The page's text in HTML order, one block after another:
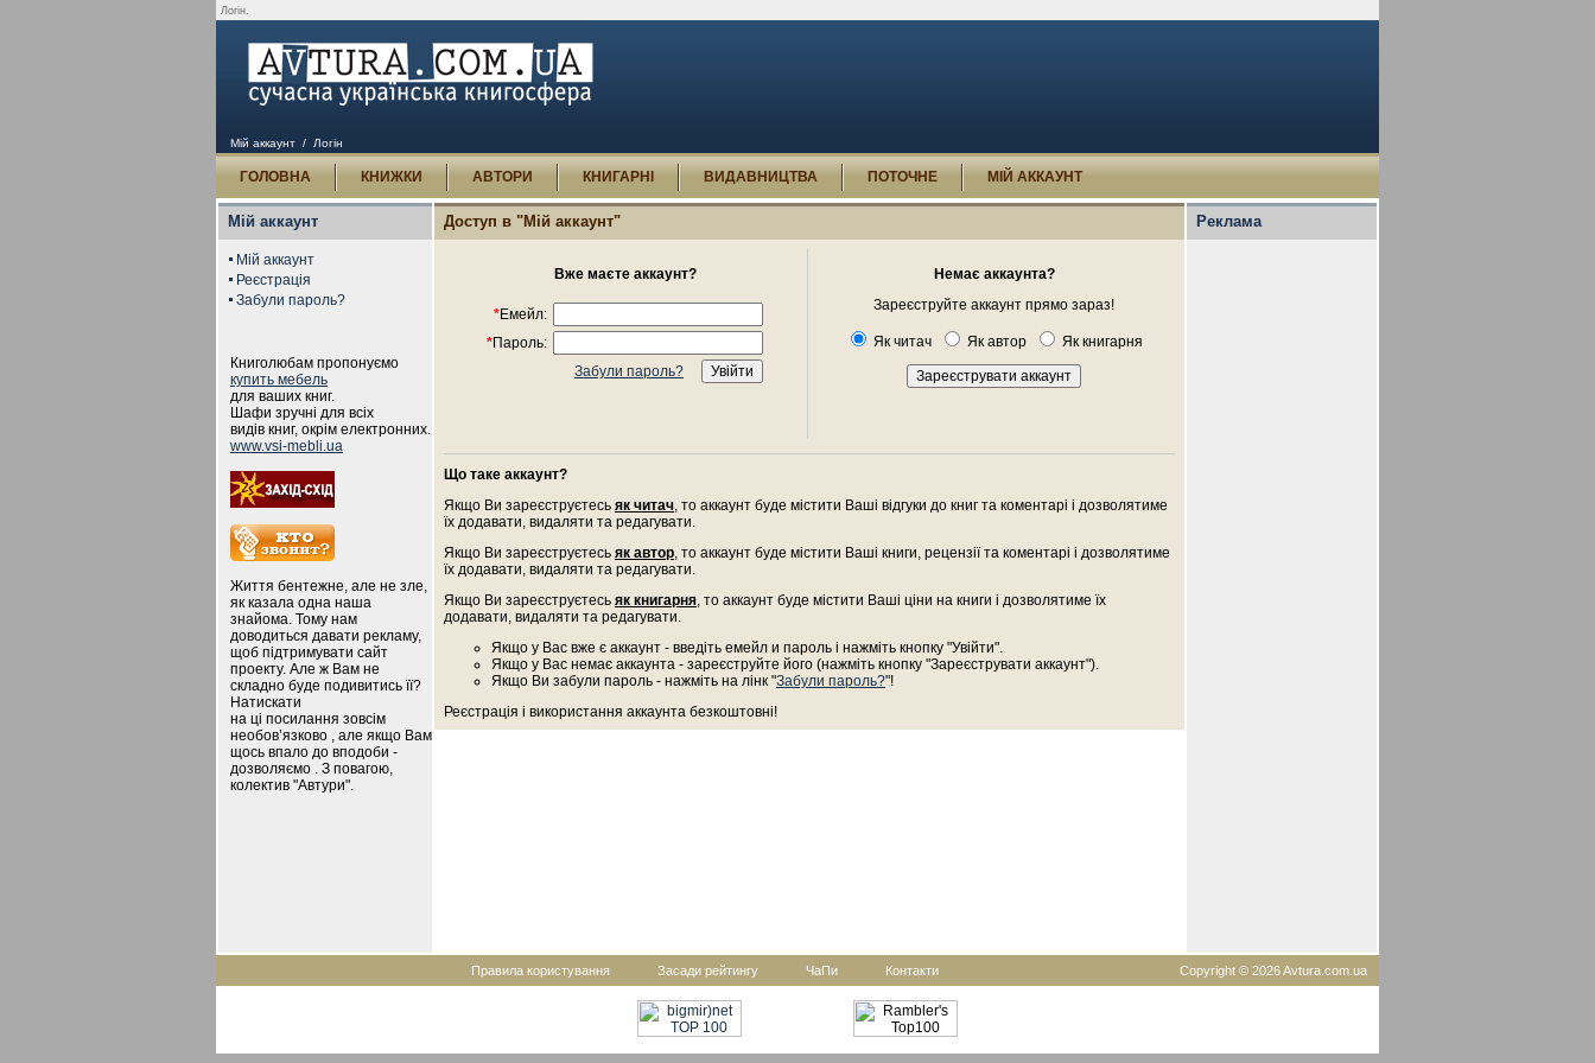
Логін.
Мій аккаунт / Логін
ГОЛОВНА КНИЖКИ АВТОРИ КНИГАРНІ ВИДАВНИЦТВА ПОТОЧНЕ МІЙ АККАУНТ
Мій аккаунт
Мій аккаунт
Реєстрація
Забули пароль?
Книголюбам пропонуємо
купить мебель
для ваших книг.
Шафи зручні для всіх
видів книг, окрім електронних.
www.vsi-mebli.ua
Життя бентежне, але не зле,
як казала одна наша
знайома. Тому нам
доводиться давати рекламу,
щоб підтримувати сайт
проекту. Але ж Вам не
складно буде подивитись її?
Натискати
на ці посилання зовсім
необов’язково , але якщо Вам
щось впало до вподоби -
дозволяємо . З повагою,
колектив "Автури".
Доступ в "Мій аккаунт"
Вже маєте аккаунт?
*Емейл:
*Пароль:
Забули пароль?
Немає аккаунта?
Зареєструйте аккаунт прямо зараз!
Як читач Як автор Як книгарня
Що таке аккаунт?
Якщо Ви зареєструєтесь як читач, то аккаунт буде містити Ваші відгуки до книг та коментарі і дозволятиме
їх додавати, видаляти та редагувати.
Якщо Ви зареєструєтесь як автор, то аккаунт буде містити Ваші книги, рецензії та коментарі і дозволятиме
їх додавати, видаляти та редагувати.
Якщо Ви зареєструєтесь як книгарня, то аккаунт буде містити Ваші ціни на книги і дозволятиме їх
додавати, видаляти та редагувати.
Якщо у Вас вже є аккаунт - введіть емейл и пароль і нажміть кнопку "Увійти".
Якщо у Вас немає аккаунта - зареєструйте його (нажміть кнопку "Зареєструвати аккаунт").
Якщо Ви забули пароль - нажміть на лінк "Забули пароль?"!
Реєстрація і використання аккаунта безкоштовні!
Реклама
Правила користування Засади рейтингу ЧаПи Контакти Copyright © 2026 Avtura.com.ua